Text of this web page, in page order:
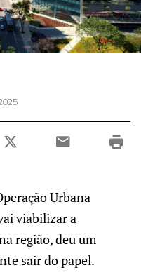
Urbana
viabilizar a
região, deu um
sair do papel.